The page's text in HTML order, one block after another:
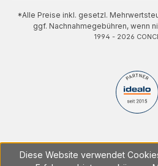
*Alle Preise inkl. gesetzl.
ggf. Nachnahmegebühren, wenn
1994 - 2026
Diese Website verwendet